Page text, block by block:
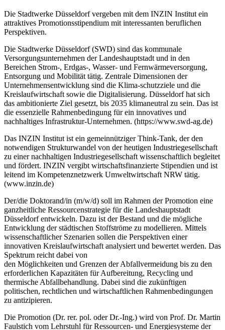
Die Stadtwerke Düsseldorf vergeben mit dem INZIN Institut ein
attraktives Promotionsstipendium mit interessanten beruflichen
Perspektiven.
Die Stadtwerke Düsseldorf (SWD) sind das kommunale
Versorgungsunternehmen der Landeshauptstadt und in den
Bereichen Strom-, Erdgas-, Wasser- und Fernwärmeversorgung,
Entsorgung und Mobilität tätig. Zentrale Dimensionen der
Unternehmensentwicklung sind die Klima-schutzziele und die
Kreislaufwirtschaft sowie die Digitalisierung. Düsseldorf hat sich
das ambitionierte Ziel gesetzt, bis 2035 klimaneutral zu sein. Das ist
die essenzielle Rahmenbedingung für ein innovatives und
nachhaltiges Infrastruktur-Unternehmen. (https://www.swd-ag.de)
Das INZIN Institut ist ein gemeinnütziger Think-Tank, der den
notwendigen Strukturwandel von der heutigen Industriegesellschaft
zu einer nachhaltigen Industriegesellschaft wissenschaftlich begleitet
und fördert. INZIN vergibt wirtschaftsfinanzierte Stipendien und ist
leitend im Kompetenznetzwerk Umweltwirtschaft NRW tätig.
(www.inzin.de)
Der/die Doktorand/in (m/w/d) soll im Rahmen der Promotion eine
ganzheitliche Ressourcenstrategie für die Landeshauptstadt
Düsseldorf entwickeln. Dazu ist der Bestand und die mögliche
Entwicklung der städtischen Stoffströme zu modellieren. Mittels
wissenschaftlicher Szenarien sollen die Perspektiven einer
innovativen Kreislaufwirtschaft analysiert und bewertet werden. Das
Spektrum reicht dabei von
den Möglichkeiten und Grenzen der Abfallvermeidung bis zu den
erforderlichen Kapazitäten für Aufbereitung, Recycling und
thermische Abfallbehandlung. Dabei sind die zukünftigen
politischen, rechtlichen und wirtschaftlichen Rahmenbedingungen
zu antizipieren.
Die Promotion (Dr. rer. pol. oder Dr.-Ing.) wird von Prof. Dr. Martin
Faulstich vom Lehrstuhl für Ressourcen- und Energiesysteme der